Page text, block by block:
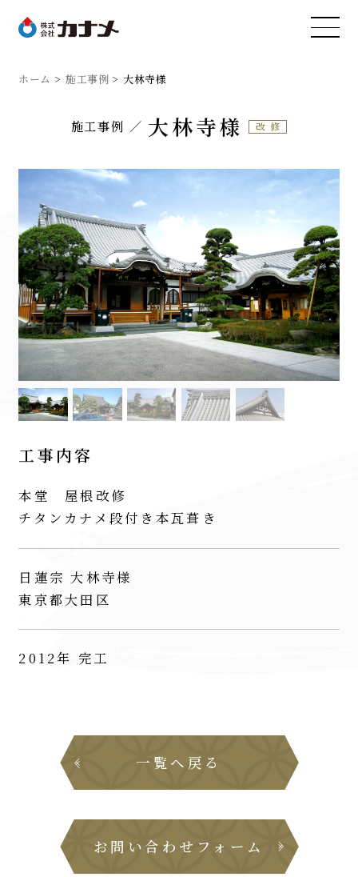
ホーム 施工事例 大林寺様
施工事例 大林寺様 改修
工事内容
本堂 屋根改修
チタンカナメ段付き本瓦葺き
日蓮宗 大林寺様
東京都大田区
2012年 完工
一覧へ戻る
お問い合わせフォーム